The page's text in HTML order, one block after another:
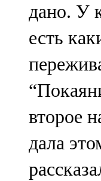
дано. У
есть
второе
дала